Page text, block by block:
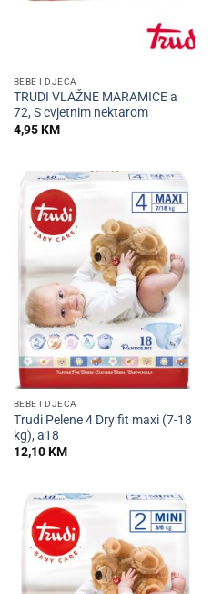
BEBE I DJECA
TRUDI VLAŽNE MARAMICE a
72, S cvjetnim nektarom
4,95KM
BEBE I DJECA
Trudi Pelene 4 Dry fit maxi (7-18
kg), a18
12,10KM